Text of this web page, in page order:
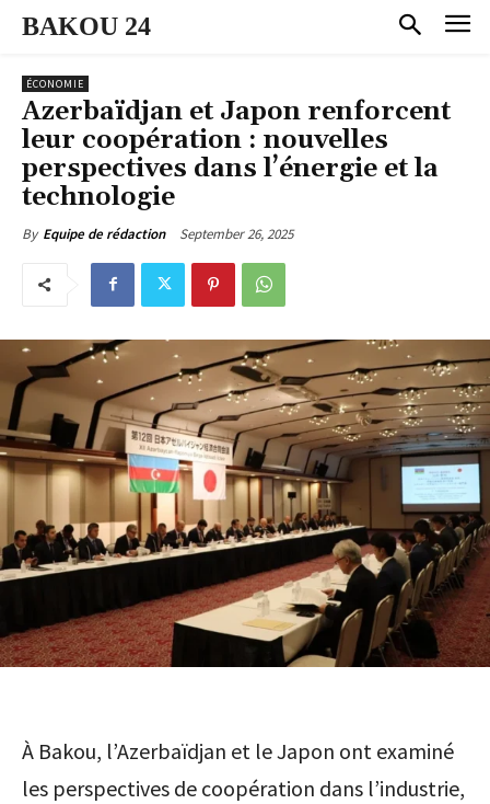
BAKOU 24
ÉCONOMIE
Azerbaïdjan et Japon renforcent
leur coopération : nouvelles
perspectives dans l’énergie et la
technologie
By Equipe de rédaction September 26, 2025
À Bakou, l’Azerbaïdjan et le Japon ont examiné
les perspectives de coopération dans l’industrie,